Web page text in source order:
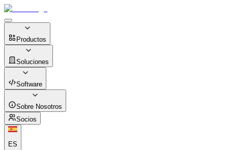
Productos
Soluciones
Software
Sobre Nosotros
Socios
ES